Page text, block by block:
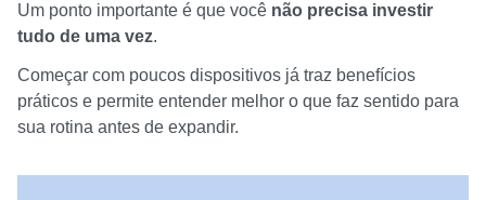
Um ponto importante é que você não precisa investir
tudo de uma vez.
Começar com poucos dispositivos já traz benefícios
práticos e permite entender melhor o que faz sentido para
sua rotina antes de expandir.